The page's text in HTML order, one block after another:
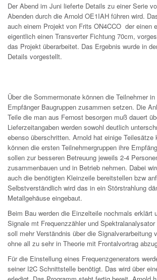
Der Abend im Juni lieferte Details zu einer Serie
Abenden durch die Arnold OE1IAH führen wird.
auch einem Projekt von Frits ON4CCO der einen
eigentlich einen Transverter Fichtung 70cm,
das Projekt überarbeitet. Das Ergebnis wurde in
Details vorgestellt.
Über die Sommermonate können die Teilnehmer
Empfänger Baugruppen zusammen setzen. Die
Teile die man aus Fernost besorgen muß dauert
Lieferzeitangaben werden sowohl deutlich
ebenso überschritten. Arnold hat einige Teilesätze
können die ersten Teilnehmergruppen ihre
sollen zur besseren Betreuung jeweils 2-4
zusammenbauen und in Betrieb nehmen. Dabei
auch die benötigten Kleinzeile bereitstellen bzw
Selbstverständlich wird das in ein Störstrahlung
Metallgehäuse eingebaut.
Beim Bau werden die Einzelteile nochmals erklärt
Signale mt Frequenzzähler und
soll mehr Verständnis über die Signalverarbeitung
ohne all zu sehr in Theorie mit Frontalvortrag
Für die Einstellung eines Frequenzgenerators
seiner I2C Schnittstelle benötigt. Das wird über